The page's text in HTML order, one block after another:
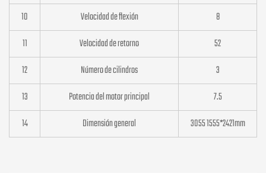
10 Velocidad de flexión 8
11 Velocidad de retorno 52
12 Número de cilindros 3
13 Potencia del motor principal 7.5
14 Dimensión general 3055 1555*2421mm